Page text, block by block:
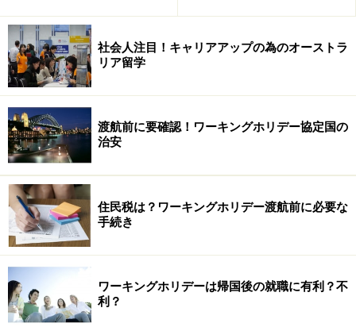
社会人注目！キャリアアップの為のオーストラ
リア留学
渡航前に要確認！ワーキングホリデー協定国の
治安
住民税は？ワーキングホリデー渡航前に必要な
手続き
ワーキングホリデーは帰国後の就職に有利？不
利？